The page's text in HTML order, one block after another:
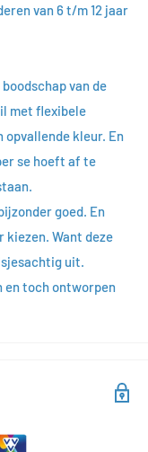
van 6 t/m 12 jaar
van de
met flexibele
kleur. En
se hoeft af te
goed. En
kiezen. Want deze
uit.
en toch ontworpen